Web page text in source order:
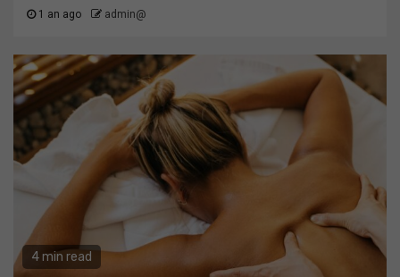
1 an ago admin@
4 min read